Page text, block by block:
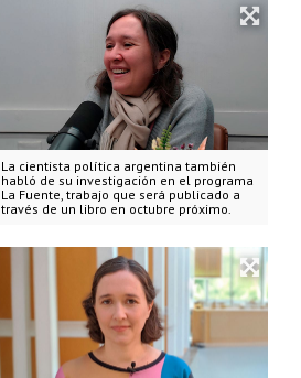
La cientista política argentina también
habló de su investigación en el programa
La Fuente, trabajo que será publicado a
través de un libro en octubre próximo.